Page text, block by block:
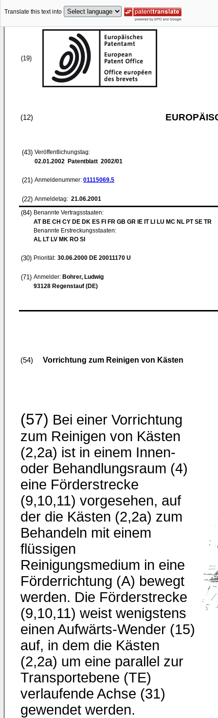
Translate this text into
(19)
(12)
(43) Veröffentlichungstag:
02.01.2002 Patentblatt 2002/01
(21) Anmeldenummer: 01115069.5
(22) Anmeldetag: 21.06.2001
(84) Benannte Vertragsstaaten:
AT BE CH CY DE DK ES FI FR GB GR IE IT LI LU MC NL PT SE TR
Benannte Erstreckungsstaaten:
AL LT LV MK RO SI
(30) Priorität: 30.06.2000 DE 20011170 U
(71) Anmelder: Bohrer, Ludwig
93128 Regenstauf (DE)
(54) Vorrichtung zum Reinigen von Kästen
(57) Bei einer Vorrichtung
zum Reinigen von Kästen
(2,2a) ist in einem Innen-
oder Behandlungsraum (4)
eine Förderstrecke
(9,10,11) vorgesehen, auf
der die Kästen (2,2a) zum
Behandeln mit einem
flüssigen
Reinigungsmedium in eine
Förderrichtung (A) bewegt
werden. Die Förderstrecke
(9,10,11) weist wenigstens
einen Aufwärts-Wender (15)
auf, in dem die Kästen
(2,2a) um eine parallel zur
Transportebene (TE)
verlaufende Achse (31)
gewendet werden.